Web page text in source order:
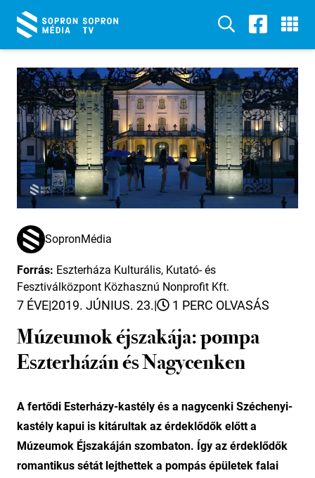
SopronMédia
Forrás: Eszterháza Kulturális, Kutató- és
Fesztiválközpont Közhasznú Nonprofit Kft.
7 ÉVE|2019. JÚNIUS. 23.| 1 PERC OLVASÁS
Múzeumok éjszakája: pompa
Eszterházán és Nagycenken
A fertődi Esterházy-kastély és a nagycenki Széchenyi-
kastély kapui is kitárultak az érdeklődők előtt a
Múzeumok Éjszakáján szombaton. Így az érdeklődők
romantikus sétát lejthettek a pompás épületek falai